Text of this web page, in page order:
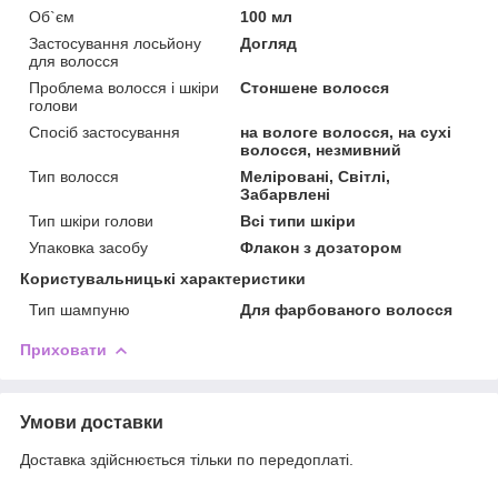
Об`єм
100 мл
Застосування лосьйону
для волосся
Догляд
Проблема волосся і шкіри
голови
Стоншене волосся
Спосіб застосування
на вологе волосся, на сухі
волосся, незмивний
Тип волосся
Меліровані, Світлі,
Забарвлені
Тип шкіри голови
Всі типи шкіри
Упаковка засобу
Флакон з дозатором
Користувальницькі характеристики
Тип шампуню
Для фарбованого волосся
Приховати
Умови доставки
Доставка здійснюється тільки по передоплаті.